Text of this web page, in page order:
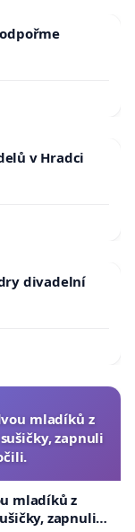
v Hradci
divadelní
mladíků z
zapnuli
mladíků z
zapnuli ji